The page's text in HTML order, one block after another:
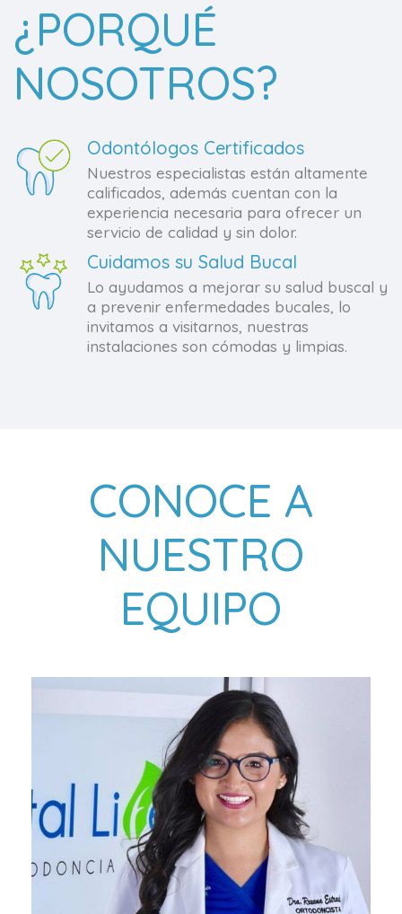
¿PORQUÉ
NOSOTROS?
Odontólogos Certificados
Nuestros especialistas están altamente
calificados, además cuentan con la
experiencia necesaria para ofrecer un
servicio de calidad y sin dolor.
Cuidamos su Salud Bucal
Lo ayudamos a mejorar su salud buscal y
a prevenir enfermedades bucales, lo
invitamos a visitarnos, nuestras
instalaciones son cómodas y limpias.
CONOCE A
NUESTRO
EQUIPO